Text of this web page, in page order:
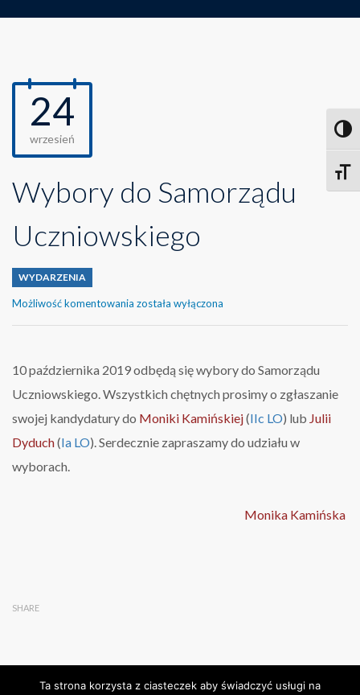
24
wrzesień
Wybory do Samorządu
Uczniowskiego
WYDARZENIA
Możliwość komentowania Wybory
została wyłączona
10 października 2019 odbędą się wybory do Samorządu
Uczniowskiego. Wszystkich chętnych prosimy o zgłaszanie
swojej kandydatury do Moniki Kamińskiej(IIc LO) lub Julii
Dyduch(Ia LO). Serdecznie zapraszamy do udziału w
wyborach.
Monika Kamińska
SHARE
Ta strona korzysta z ciasteczek aby świadczyć usługi na